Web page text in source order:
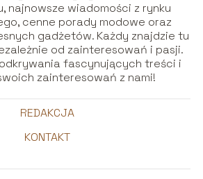
najnowsze wiadomości z rynku
cenne porady modowe oraz
gadżetów. Każdy znajdzie tu
od zainteresowań i pasji.
fascynujących treści i
zainteresowań z nami!
REDAKCJA
KONTAKT